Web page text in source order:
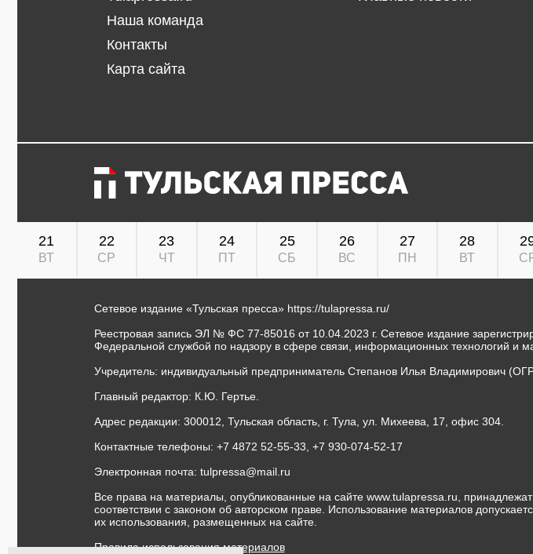
Наша команда
Контакты
Карта сайта
21
ВТ
22
СР
23
ЧТ
24
ПТ
25
СБ
26
ВС
27
ПН
28
ВТ
Сетевое издание «Тульская пресса» https://tulapressa.ru/
Реестровая запись ЭЛ № ФС 77-85016 от 10.04.2023 г. Сетевое издание
Федеральной службой по надзору в сфере связи, информационных технологий и
Учредитель: индивидуальный предприниматель Степанов Илья Владимирович
Главный редактор: К.Ю. Гертье.
Адрес редакции: 300012, Тульская область, г. Тула, ул. Михеева, 17, офис 304.
Контактные телефоны: +7 4872 52-55-33, +7 930-074-52-17
Электронная почта: tulpressa@mail.ru
Все права на материалы, опубликованные на сайте www.tulapressa.ru,
соответствии с законом об авторском праве. Использование материалов
их использования, размещенных на сайте.
Правила использования материалов